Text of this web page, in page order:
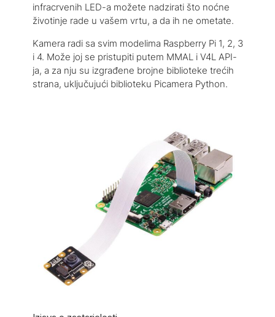
infracrvenih LED-a možete nadzirati što noćne
životinje rade u vašem vrtu, a da ih ne ometate.
Kamera radi sa svim modelima Raspberry Pi 1, 2, 3
i 4. Može joj se pristupiti putem MMAL i V4L API-
ja, a za nju su izgrađene brojne biblioteke trećih
strana, uključujući biblioteku Picamera Python.